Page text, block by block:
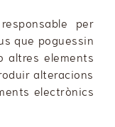
per
que poguessin
altres elements
alteracions
electrònics